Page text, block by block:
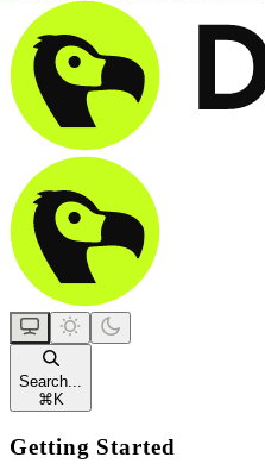
Search...
⌘ K
Getting Started